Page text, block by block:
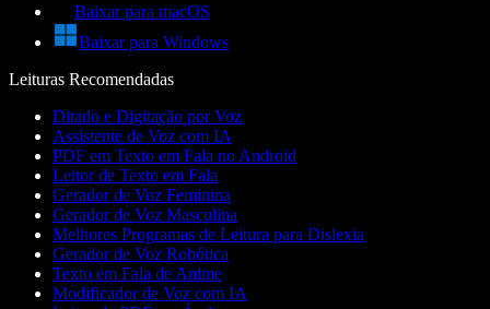
Baixar para macOS
Baixar para Windows
Leituras Recomendadas
Ditado e Digitação por Voz
Assistente de Voz com IA
PDF em Texto em Fala no Android
Leitor de Texto em Fala
Gerador de Voz Feminina
Gerador de Voz Masculina
Melhores Programas de Leitura para Dislexia
Gerador de Voz Robótica
Texto em Fala de Anime
Modificador de Voz com IA